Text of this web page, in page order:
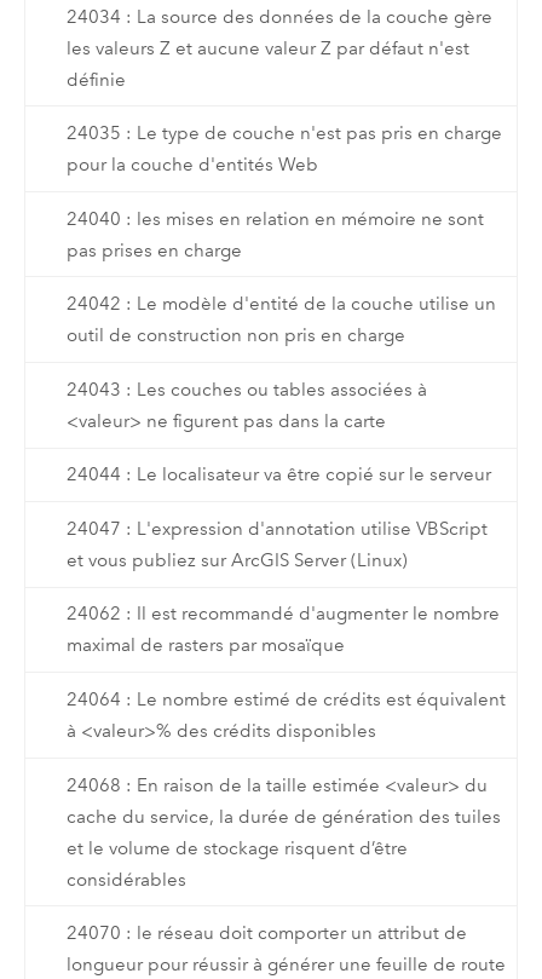
24034 : La source des données de la couche gère
les valeurs Z et aucune valeur Z par défaut n'est
définie
24035 : Le type de couche n'est pas pris en charge
pour la couche d'entités Web
24040 : les mises en relation en mémoire ne sont
pas prises en charge
24042 : Le modèle d'entité de la couche utilise un
outil de construction non pris en charge
24043 : Les couches ou tables associées à
<valeur> ne figurent pas dans la carte
24044 : Le localisateur va être copié sur le serveur
24047 : L'expression d'annotation utilise VBScript
et vous publiez sur ArcGIS Server (Linux)
24062 : Il est recommandé d'augmenter le nombre
maximal de rasters par mosaïque
24064 : Le nombre estimé de crédits est équivalent
à <valeur>% des crédits disponibles
24068 : En raison de la taille estimée <valeur> du
cache du service, la durée de génération des tuiles
et le volume de stockage risquent d’être
considérables
24070 : le réseau doit comporter un attribut de
longueur pour réussir à générer une feuille de route